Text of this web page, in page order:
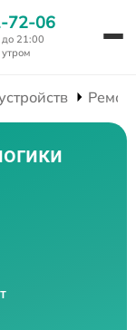
72-06
21:00